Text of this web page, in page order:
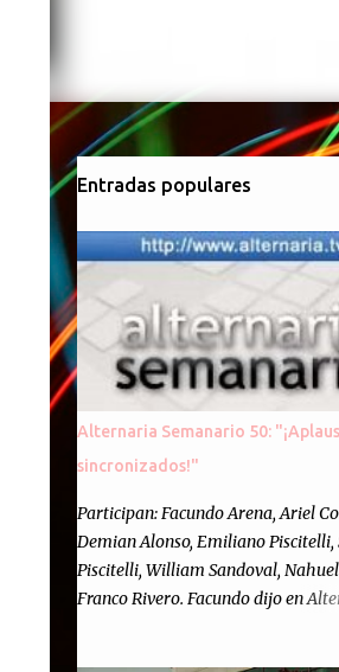
Entradas populares
Alternaria Semanario 50:
sincronizados!"
Participan: Facundo Arena, Ariel
Demian Alonso, Emiliano Piscitelli,
Piscitelli, William Sandoval,
Franco Rivero. Facundo dijo en